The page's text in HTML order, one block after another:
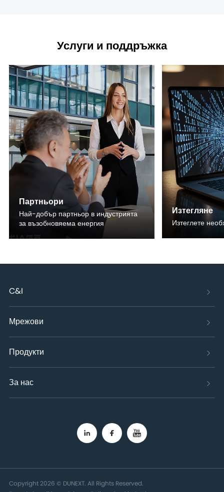
Услуги и поддръжка
Партньори
Най-добър партньор в индустрията
за възобновяема енергия
Изтегляне
Изтеглете
C&I
Мрежови
Продукти
За нас
Copyright 2026 © DUNEXT. All Rights Reserved.